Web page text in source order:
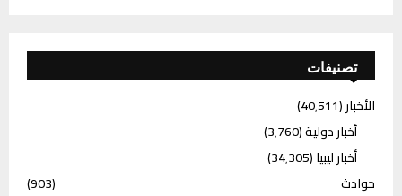
تصنيفات
الأخبار(40٬511)
أخبار دولية(3٬760)
أخبار ليبيا(34٬305)
حوادث
(903)